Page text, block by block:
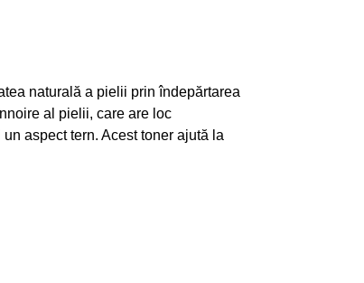
naturală a pielii prin îndepărtarea
al pielii, care are loc
aspect tern. Acest toner ajută la